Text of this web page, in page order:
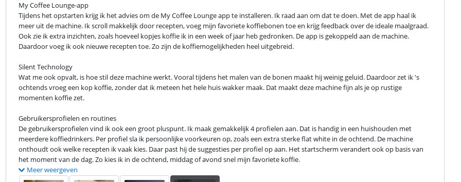
My Coffee Lounge-app
Tijdens het opstarten krijg ik het advies om de My Coffee Lounge app te installeren. Ik raad aan om dat te doen. Met de app haal ik
meer uit de machine. Ik scroll makkelijk door recepten, voeg mijn favoriete koffiebonen toe en krijg feedback over de ideale maalgraad.
Ook zie ik extra inzichten, zoals hoeveel kopjes koffie ik in een week of jaar heb gedronken. De app is gekoppeld aan de machine.
Daardoor voeg ik ook nieuwe recepten toe. Zo zijn de koffiemogelijkheden heel uitgebreid.
Silent Technology
Wat me ook opvalt, is hoe stil deze machine werkt. Vooral tijdens het malen van de bonen maakt hij weinig geluid. Daardoor zet ik 's
ochtends vroeg een kop koffie, zonder dat ik meteen het hele huis wakker maak. Dat maakt deze machine fijn als je op rustige
momenten koffie zet.
Gebruikersprofielen en routines
De gebruikersprofielen vind ik ook een groot pluspunt. Ik maak gemakkelijk 4 profielen aan. Dat is handig in een huishouden met
meerdere koffiedrinkers. Per profiel sla ik persoonlijke voorkeuren op, zoals een extra sterke flat white in de ochtend. De machine
onthoudt ook welke recepten ik vaak kies. Daar past hij de suggesties per profiel op aan. Het startscherm verandert ook op basis van
het moment van de dag. Zo kies ik in de ochtend, middag of avond snel mijn favoriete koffie.
Meer weergeven